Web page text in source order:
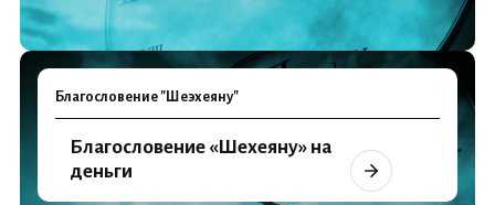
Благословение "Шеэхеяну"
Благословение «Шехеяну» на
деньги